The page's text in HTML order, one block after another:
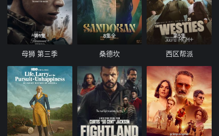
第1集
母狮 第三季
8集全
桑德坎
第5集
西区帮派